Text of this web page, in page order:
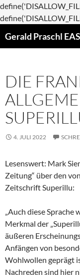
Gerald Praschl
DIE
4. JULI 2022
Lesenswert: Mark
Zeitung“ über den
Zeitschrift Superillu:
„Auch diese Sprache
Merkmal der
äußeren
Anfängen von
Wohlwollen geprägt
Nachreden sind hier